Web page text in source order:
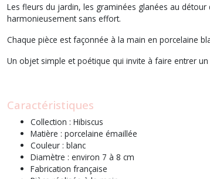
Les fleurs du jardin, les graminées glanées au
harmonieusement sans effort.
Chaque pièce est façonnée à la main en porcelaine
Un objet simple et poétique qui invite à faire entrer
Caractéristiques
Collection : Hibiscus
Matière : porcelaine émaillée
Couleur : blanc
Diamètre : environ 7 à 8 cm
Fabrication française